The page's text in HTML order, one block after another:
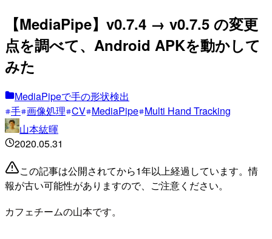
【MediaPipe】v0.7.4 → v0.7.5 の変更
点を調べて、Android APKを動かして
みた
MediaPipeで手の形状検出
手 画像処理 CV MediaPipe Multi Hand Tracking
山本紘暉
2020.05.31
この記事は公開されてから1年以上経過しています。情
報が古い可能性がありますので、ご注意ください。
カフェチームの山本です。